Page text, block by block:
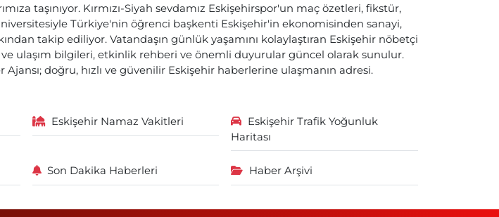
taşınıyor. Kırmızı-Siyah sevdamız Eskişehirspor'un maç özetleri, fikstür,
Türkiye'nin öğrenci başkenti Eskişehir'in ekonomisinden sanayi,
takip ediliyor. Vatandaşın günlük yaşamını kolaylaştıran Eskişehir nöbetçi
ulaşım bilgileri, etkinlik rehberi ve önemli duyurular güncel olarak sunulur.
doğru, hızlı ve güvenilir Eskişehir haberlerine ulaşmanın adresi.
Eskişehir Namaz Vakitleri
Eskişehir Trafik Yoğunluk
Haritası
Son Dakika Haberleri Haber Arşivi